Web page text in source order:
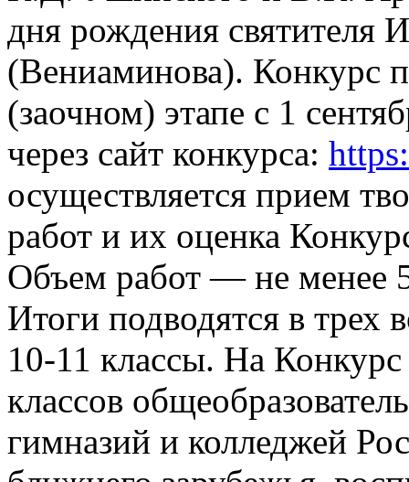
дня рождения святителя
(Вениаминова). Конкурс
(заочном) этапе с 1
через сайт конкурса:
осуществляется прием
работ и их оценка
Объем работ — не менее
Итоги подводятся в трех
10-11 классы. На
классов
гимназий и колледжей